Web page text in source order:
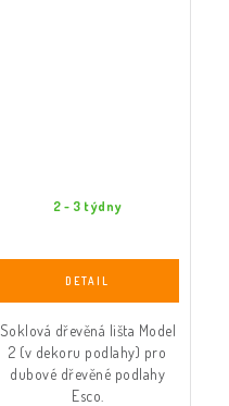
2 - 3 týdny
Soklová dřevěná lišta Model
2 (v dekoru podlahy) pro
dubové dřevěné podlahy
Esco.